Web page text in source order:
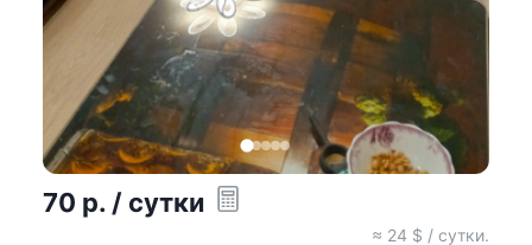
70 р. / сутки
≈ 24 $ / сутки.